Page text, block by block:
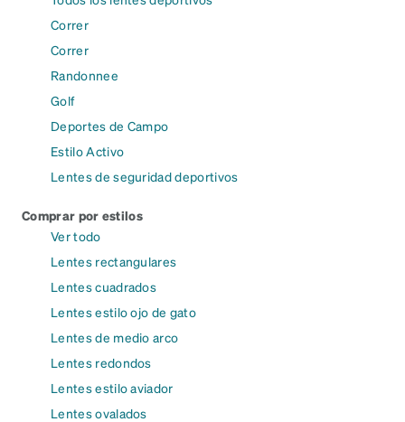
Correr
Correr
Randonnee
Golf
Deportes de Campo
Estilo Activo
Lentes de seguridad deportivos
Comprar por estilos
Ver todo
Lentes rectangulares
Lentes cuadrados
Lentes estilo ojo de gato
Lentes de medio arco
Lentes redondos
Lentes estilo aviador
Lentes ovalados